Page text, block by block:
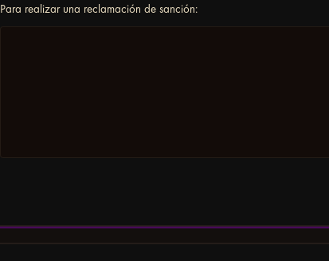
Para realizar una reclamación de sanción: